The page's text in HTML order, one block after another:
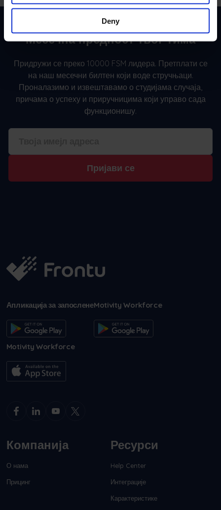
Deny
Месечна предност твог тима
Придружи се преко 10000 FSM лидера. Претплати се
на наш месечни билтен који воде стручњаци.
Проналазимо и извештавамо о студијама случаја,
причама о успеху и приручницима који управо сада
функционишу.
Пријави се
Апликација за запосленеMotivity Workforce
Motivity Workforce
Компанија
О нама
Прицинг
Ресурси
Help Center
Интеграције
Карактеристике